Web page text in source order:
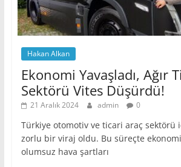
Hakan Alkan
Ekonomi Yavaşladı, Ağır
Sektörü Vites Düşürdü!
21 Aralık 2024 admin 0
Türkiye otomotiv ve ticari araç sektörü
zorlu bir viraj oldu. Bu süreçte
olumsuz hava şartları